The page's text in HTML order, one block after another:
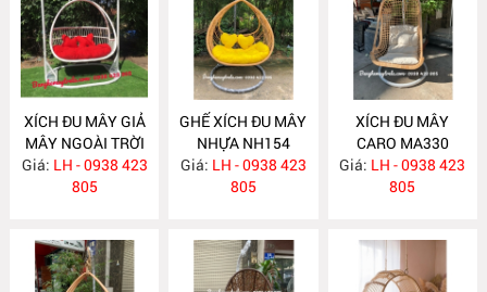
XÍCH ĐU MÂY GIẢ
MÂY NGOÀI TRỜI
NH155
Giá: LH - 0938 423
805
GHẾ XÍCH ĐU MÂY
NHỰA NH154
Giá: LH - 0938 423
805
XÍCH ĐU MÂY
CARO MA330
Giá: LH - 0938 423
805